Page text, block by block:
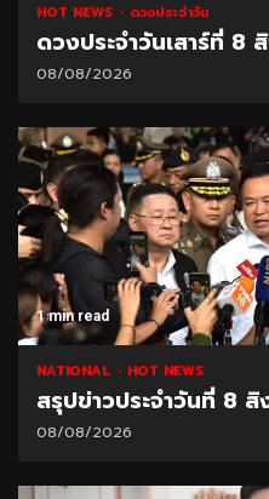
HOT NEWS ดวงประจำวัน
ดวงประจำวันเสาร์ที่ 8
08/08/2026
1 min read
NATIONAL HOT NEWS
สรุปข่าวประจำวันที่ 8
08/08/2026